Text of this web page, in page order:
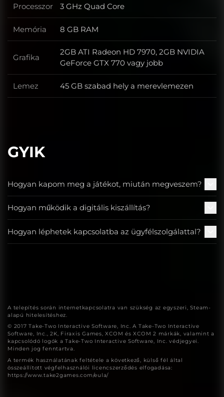
Processzor Processzor
3 GHz Quad Core
Memória Memória
8 GB RAM
Grafika Grafika
2GB ATI Radeon HD 7970, 2GB NVIDIA
GeForce GTX 770 vagy jobb
Lemez Lemez
45 GB szabad hely a merevlemezen
GYIK
Hogyan kapom meg a játékot, miután megveszem?
Hogyan működik a digitális kiszállítás?
Hogyan léphetek kapcsolatba az ügyfélszolgálattal?
A telepítés során internetkapcsolatra van szükség az egyszeri, Steam-
alapú hitelesítéshez.
© 2017 Take-Two Interactive Software, Inc. A Take-Two Interactive
Software, Inc., 2K, Firaxis Games, XCOM és XCOM 2 márkák, valamint a
kapcsolódó logók a Take-Two Interactive Software, Inc. védjegyei.
Minden jog fenntartva.
A termék használatának feltétele a következő, külső fél által
összeállított végfelhasználói licencszerződés elfogadása:
https://www.take2games.com/eula/